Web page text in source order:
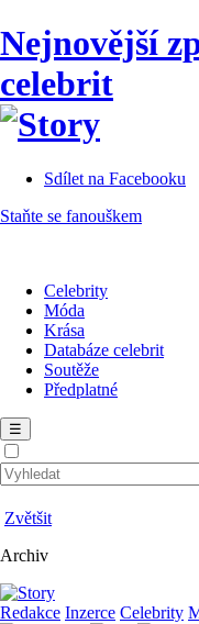
Nejnovější
celebrit
Sdílet na Facebooku
Staňte se fanouškem
Celebrity
Móda
Krása
Databáze celebrit
Soutěže
Předplatné
☰
Zvětšit
Archiv
Redakce Inzerce Celebrity